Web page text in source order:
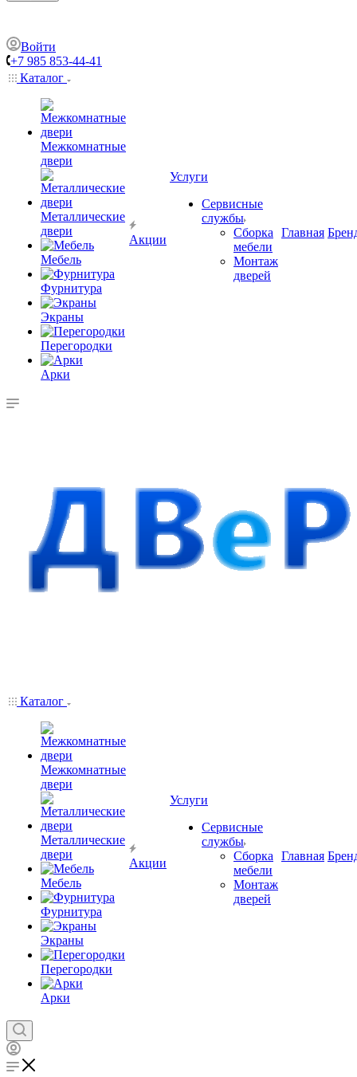
Войти
+7 985 853-44-41
Каталог
Межкомнатные
двери
Металлические
двери
Мебель
Фурнитура
Экраны
Перегородки
Арки
Акции
Услуги
Сервисные
службы
Сборка
мебели
Монтаж
дверей
Главная
Каталог
Межкомнатные
двери
Металлические
двери
Мебель
Фурнитура
Экраны
Перегородки
Арки
Акции
Услуги
Сервисные
службы
Сборка
мебели
Монтаж
дверей
Главная